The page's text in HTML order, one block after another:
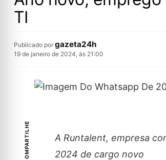
TI
Publicado por gazeta24h
19 de janeiro de 2024, às 21:00
COMPARTILHE
A Runtalent, empresa
2024 de cargo novo